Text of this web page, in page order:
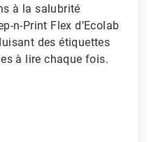
à la salubrité
n-Print Flex d’Ecolab
des étiquettes
à lire chaque fois.